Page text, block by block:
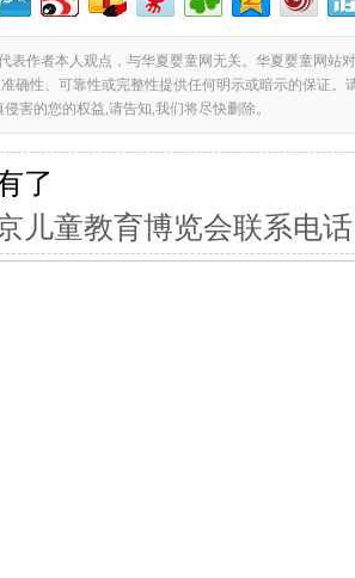
表作者本人观点，与华夏婴童网无关。华夏婴童网站
确性、可靠性或完整性提供任何明示或暗示的保证。
害的您的权益,请告知,我们将尽快删除。
了
儿童教育博览会联系电话